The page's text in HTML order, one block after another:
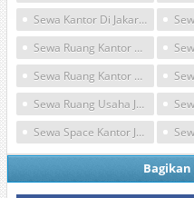
Sewa Kantor Di Jakarta Pusat
Sewa Ruang Kantor Kecil Jakarta Pusat
Sewa Ruang Kantor Siap Pakai
Sewa Ruang Usaha Jakarta Pusat
Sewa Space Kantor Jakarta Pusat